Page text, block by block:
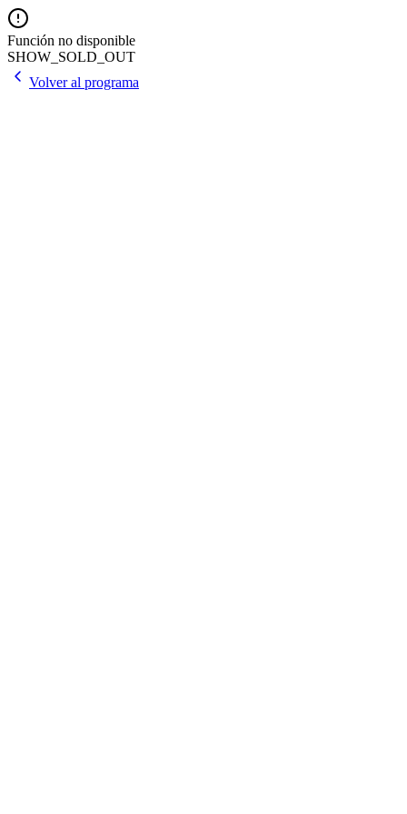
Función no disponible
SHOW_SOLD_OUT
Volver al programa